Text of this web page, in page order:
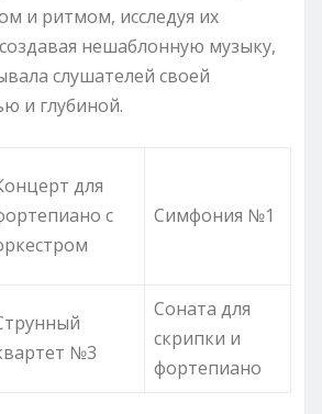
и ритмом, исследуя их
нешаблонную музыку,
слушателей своей
и глубиной.
для
с
Симфония №1
№3
Соната для
скрипки и
фортепиано